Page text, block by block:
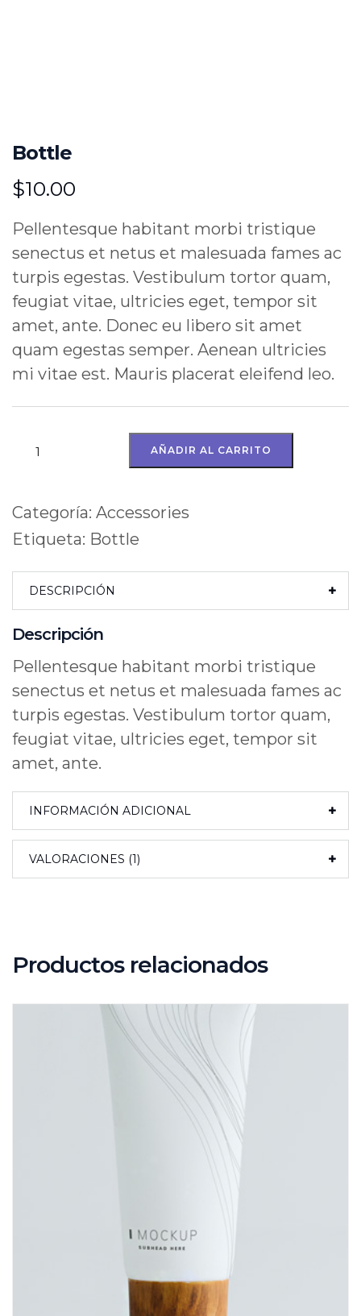
Bottle
$10.00
Pellentesque habitant morbi tristique
senectus et netus et malesuada fames ac
turpis egestas. Vestibulum tortor quam,
feugiat vitae, ultricies eget, tempor sit
amet, ante. Donec eu libero sit amet
quam egestas semper. Aenean ultricies
mi vitae est. Mauris placerat eleifend leo.
AÑADIR AL CARRITO
Categoría: Accessories
Etiqueta: Bottle
DESCRIPCIÓN
Descripción
Pellentesque habitant morbi tristique
senectus et netus et malesuada fames ac
turpis egestas. Vestibulum tortor quam,
feugiat vitae, ultricies eget, tempor sit
amet, ante.
INFORMACIÓN ADICIONAL
VALORACIONES (1)
Productos relacionados